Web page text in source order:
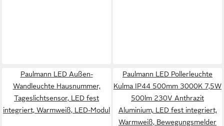
Paulmann LED Außen-
Wandleuchte Hausnummer,
Tageslichtsensor, LED fest
integriert, Warmweiß, LED-Modul
Paulmann LED Pollerleuchte
Kulma IP44 500mm 3000K 7,5W
500lm 230V Anthrazit
Aluminium, LED fest integriert,
Warmweiß, Bewegungsmelder